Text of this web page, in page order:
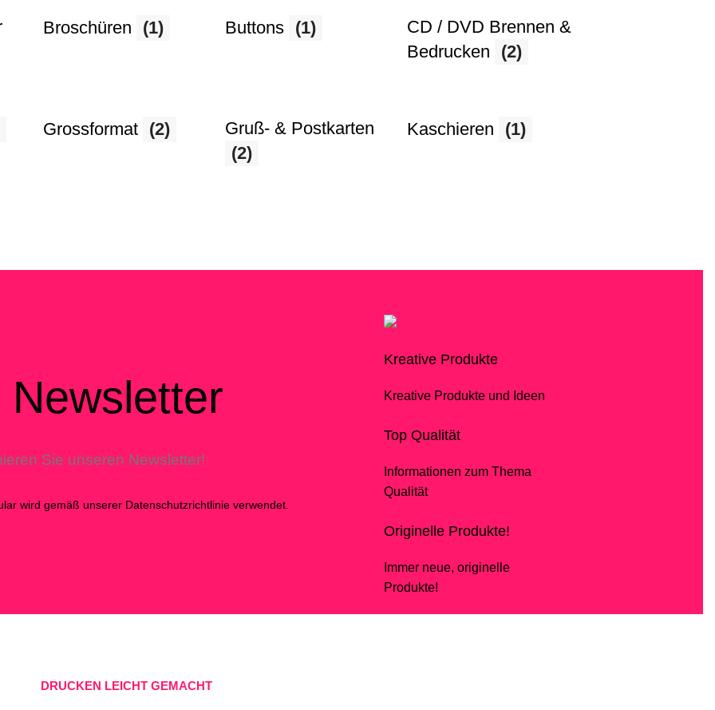
Broschüren (1) Buttons (1)
CD / DVD Brennen &
Bedrucken
(2)
Grossformat (2)
Gruß- & Postkarten
(2)
Kaschieren (1)
Newsletter
Sie unseren Newsletter!
wird gemäß unserer Datenschutzrichtlinie verwendet.
Kreative Produkte
Kreative Produkte und Ideen
Top Qualität
Informationen zum Thema
Qualität
Originelle Produkte!
Immer neue, originelle
Produkte!
DRUCKEN LEICHT GEMACHT